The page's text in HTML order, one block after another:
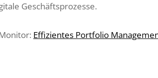
Geschäftsprozesse.
Effizientes Portfolio